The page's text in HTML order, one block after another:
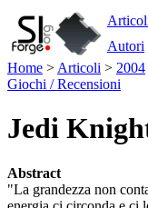
Autori
Home > Articoli > 2004
Giochi / Recensioni
Jedi
Abstract
"La grandezza non